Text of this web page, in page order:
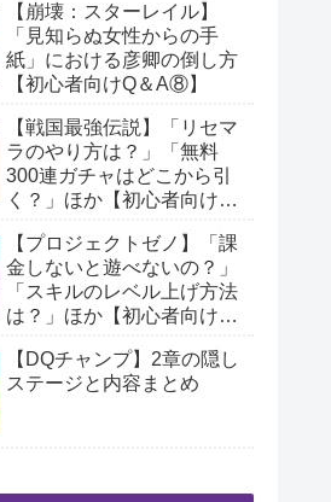
【崩壊：スターレイル】
「見知らぬ女性からの手
紙」における彦卿の倒し方
【初心者向けQ＆A⑧】
【戦国最強伝説】「リセマ
ラのやり方は？」「無料
300連ガチャはどこから引
く？」ほか【初心者向けQ
【プロジェクトゼノ】「課
金しないと遊べないの？」
「スキルのレベル上げ方法
は？」ほか【初心者向けQ
【DQチャンプ】2章の隠し
ステージと内容まとめ